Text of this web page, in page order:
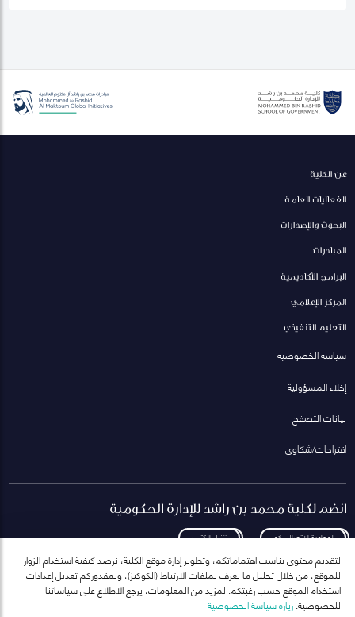
عن الكلية
الفعاليات العامة
البحوث والإصدارات
المبادرات
البرامج الأكاديمية
المركز الإعلامي
التعليم التنفيذي
سياسة الخصوصية
إخلاء المسؤولية
بيانات التصفح
اقتراحات/شكاوى
انضم لكلية محمد بن راشد للإدارة الحكومية
لمعاودة الاتصال بكم تنزيل الكتيب
انضم إلى قائمة مراسلاتنا
لتقديم محتوى يناسب اهتماماتكم، وتطوير إدارة موقع الكلية، نرصد كيفية استخدام الزوار
للموقع، من خلال تحليل ما يعرف بملفات الارتباط (الكوكيز)، وبمقدوركم تعديل إعدادات
استخدام الموقع حسب رغبتكم. لمزيد من المعلومات، يرجع الاطلاع على سياساتنا
للخصوصية.زيارة سياسة الخصوصية